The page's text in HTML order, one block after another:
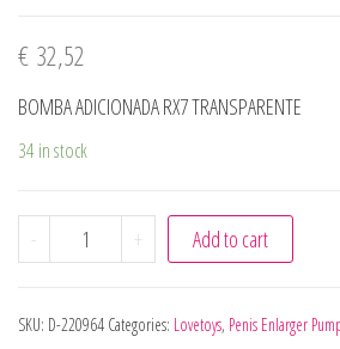
€ 32,52
BOMBA ADICIONADA RX7 TRANSPARENTE
34 in stock
- BOMBA ADICIONADA RX7
+ Add to cart
SKU: D-220964 Categories: Lovetoys, Penis Enlarger